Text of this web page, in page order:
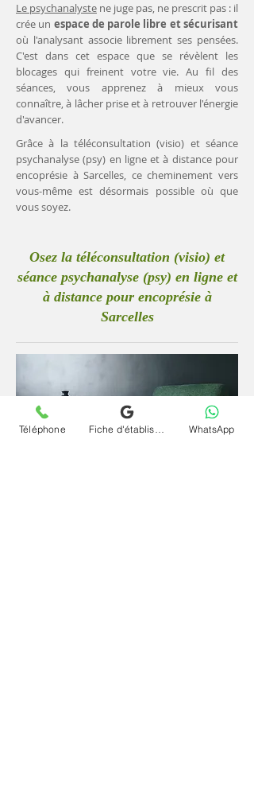
Le psychanalyste ne juge pas, ne prescrit pas : il
crée un espace de parole libre et sécurisant
où l'analysant associe librement ses pensées.
C'est dans cet espace que se révèlent les
blocages qui freinent votre vie. Au fil des
séances, vous apprenez à mieux vous
connaître, à lâcher prise et à retrouver l'énergie
d'avancer.
Grâce à la téléconsultation (visio) et séance
psychanalyse (psy) en ligne et à distance pour
encoprésie à Sarcelles, ce cheminement vers
vous-même est désormais possible où que
vous soyez.
Osez la téléconsultation (visio) et
séance psychanalyse (psy) en ligne et
à distance pour encoprésie à
Sarcelles
Téléphone WhatsApp